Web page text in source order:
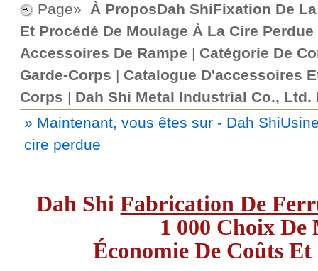
Page» À ProposDah ShiFixation De
Et Procédé De Moulage À La Cire Perdue
Accessoires De Rampe | Catégorie De
Garde-Corps | Catalogue D'accessoires
Corps | Dah Shi Metal Industrial Co.,
» Maintenant, vous êtes sur - Dah
cire perdue
Dah ShiFabrication De
1 000 Choix De
Économie De Coûts